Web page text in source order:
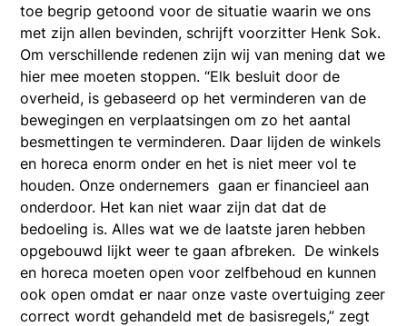
toe begrip getoond voor de situatie waarin we ons
met zijn allen bevinden, schrijft voorzitter Henk Sok.
Om verschillende redenen zijn wij van mening dat we
hier mee moeten stoppen. “Elk besluit door de
overheid, is gebaseerd op het verminderen van de
bewegingen en verplaatsingen om zo het aantal
besmettingen te verminderen. Daar lijden de winkels
en horeca enorm onder en het is niet meer vol te
houden. Onze ondernemers gaan er financieel aan
onderdoor. Het kan niet waar zijn dat dat de
bedoeling is. Alles wat we de laatste jaren hebben
opgebouwd lijkt weer te gaan afbreken. De winkels
en horeca moeten open voor zelfbehoud en kunnen
ook open omdat er naar onze vaste overtuiging zeer
correct wordt gehandeld met de basisregels,” zegt